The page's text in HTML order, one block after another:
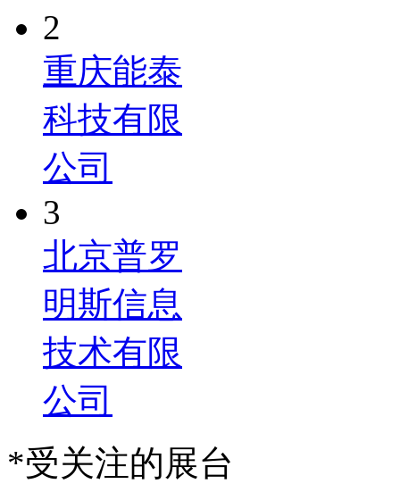
2
重庆能泰
科技有限
公司
3
北京普罗
明斯信息
技术有限
公司
*受关注的展台